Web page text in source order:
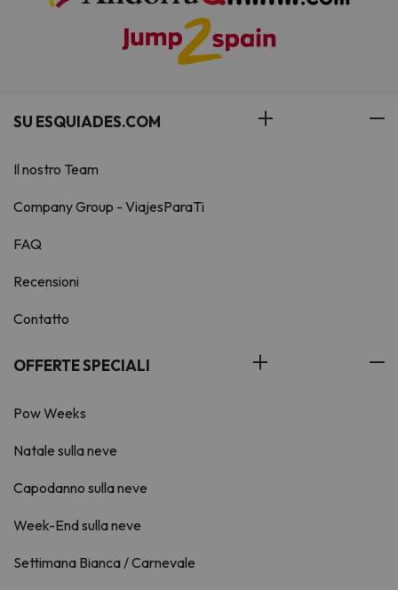
SU ESQUIADES.COM
Il nostro Team
Company Group - ViajesParaTi
FAQ
Recensioni
Contatto
OFFERTE SPECIALI
Pow Weeks
Natale sulla neve
Capodanno sulla neve
Week-End sulla neve
Settimana Bianca / Carnevale